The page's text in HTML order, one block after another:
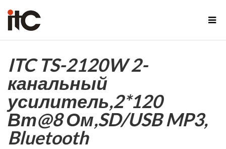
ITC TS-2120W 2-
канальный
усилитель,2*120
Вт@8 Ом,SD/USB MP3,
Bluetooth